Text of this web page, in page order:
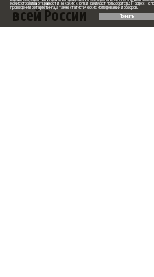
всей России
какие страницы открывает и на какие кнопки нажимает пользователь; IP-адрес —
проведения ретаргетинга, а также статистических исследований и обзоров.
Принять